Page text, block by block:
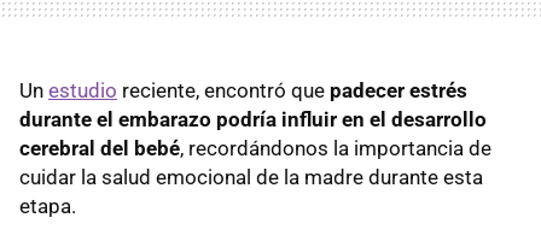
Un estudio reciente, encontró que padecer estrés
durante el embarazo podría influir en el desarrollo
cerebral del bebé, recordándonos la importancia de
cuidar la salud emocional de la madre durante esta
etapa.